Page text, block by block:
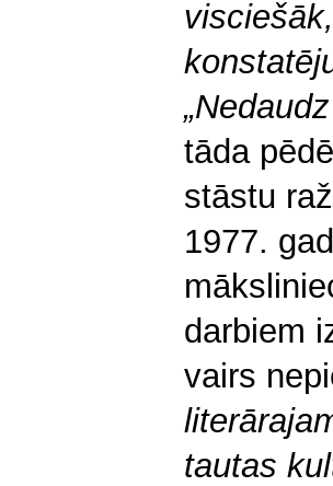
tāda
stāstu
1977.
darbiem
vairs
tautas